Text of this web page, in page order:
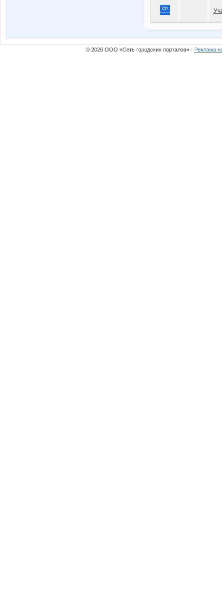
© 2026 ООО «Сеть городских порталов» · Реклама